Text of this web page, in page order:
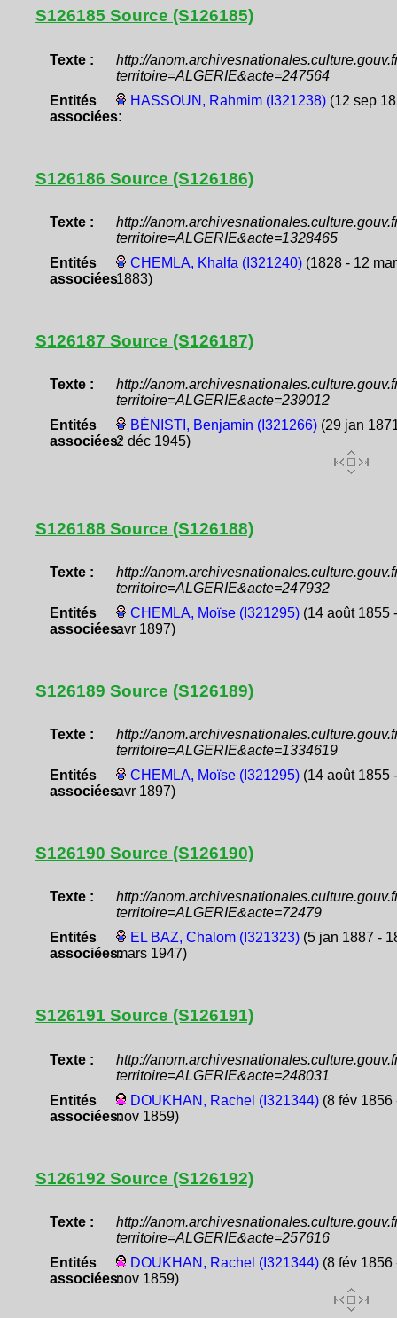
S126185 Source (S126185)
Texte :
http://
territoire=ALGERIE&acte=247564
Entités
associées:
HASSOUN, Rahmim (I321238)(12 sep
S126186 Source (S126186)
Texte :
http://
territoire=ALGERIE&acte=1328465
Entités
associées:
CHEMLA, Khalfa (I321240)(1828 - 12
1883)
S126187 Source (S126187)
Texte :
http://
territoire=ALGERIE&acte=239012
Entités
associées:
BÉNISTI, Benjamin (I321266)(29 jan
2 déc 1945)
S126188 Source (S126188)
Texte :
http://
territoire=ALGERIE&acte=247932
Entités
associées:
CHEMLA, Moïse (I321295)(14 août 1855
avr 1897)
S126189 Source (S126189)
Texte :
http://
territoire=ALGERIE&acte=1334619
Entités
associées:
CHEMLA, Moïse (I321295)(14 août 1855
avr 1897)
S126190 Source (S126190)
Texte :
http://
territoire=ALGERIE&acte=72479
Entités
associées:
EL BAZ, Chalom (I321323)(5 jan 1887 -
mars 1947)
S126191 Source (S126191)
Texte :
http://
territoire=ALGERIE&acte=248031
Entités
associées:
DOUKHAN, Rachel (I321344)(8 fév 1856
nov 1859)
S126192 Source (S126192)
Texte :
http://
territoire=ALGERIE&acte=257616
Entités
associées:
DOUKHAN, Rachel (I321344)(8 fév 1856
nov 1859)